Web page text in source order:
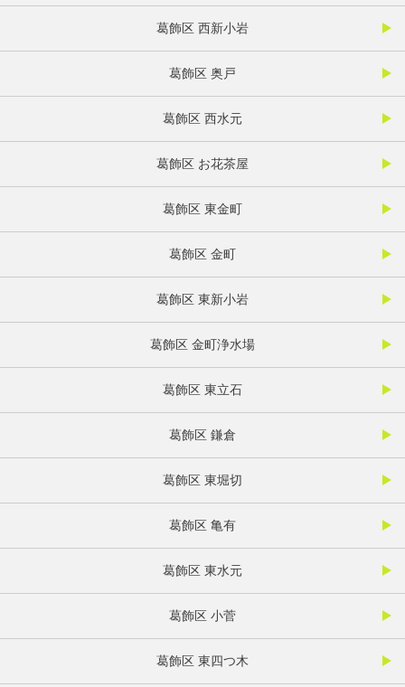
葛飾区 西新小岩
葛飾区 奥戸
葛飾区 西水元
葛飾区 お花茶屋
葛飾区 東金町
葛飾区 金町
葛飾区 東新小岩
葛飾区 金町浄水場
葛飾区 東立石
葛飾区 鎌倉
葛飾区 東堀切
葛飾区 亀有
葛飾区 東水元
葛飾区 小菅
葛飾区 東四つ木